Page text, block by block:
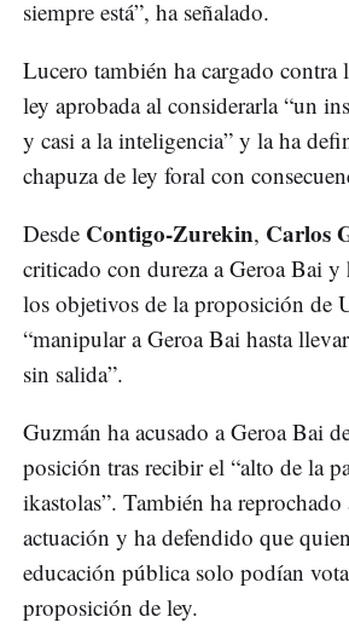
siempre está”, ha señalado.
Lucero también ha cargado contra
ley aprobada al considerarla “un
y casi a la inteligencia” y la ha
chapuza de ley foral con
Desde Contigo-Zurekin, Carlos
criticado con dureza a Geroa Bai y
los objetivos de la proposición de
“manipular a Geroa Bai hasta
sin salida”.
Guzmán ha acusado a Geroa Bai
posición tras recibir el “alto de la
ikastolas”. También ha
actuación y ha defendido que
educación pública solo podían
proposición de ley.